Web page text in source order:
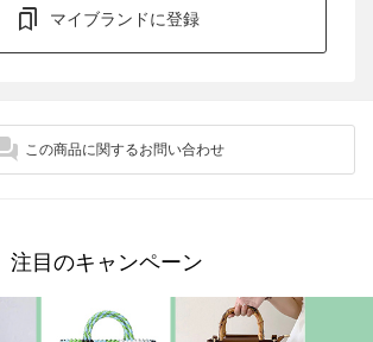
マイブランドに登録
この商品に関するお問い合わせ
注目のキャンペーン